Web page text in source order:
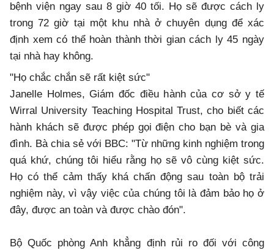
bệnh viện ngay sau 8 giờ 40 tối. Họ sẽ được cách ly
trong 72 giờ tại một khu nhà ở chuyên dụng để xác
định xem có thể hoàn thành thời gian cách ly 45 ngày
tại nhà hay không.
"Họ chắc chắn sẽ rất kiệt sức"
Janelle Holmes, Giám đốc điều hành của cơ sở y tế
Wirral University Teaching Hospital Trust, cho biết các
hành khách sẽ được phép gọi điện cho bạn bè và gia
đình. Bà chia sẻ với BBC: "Từ những kinh nghiệm trong
quá khứ, chúng tôi hiểu rằng họ sẽ vô cùng kiệt sức.
Họ có thể cảm thấy khá chấn động sau toàn bộ trải
nghiệm này, vì vậy việc của chúng tôi là đảm bảo họ ở
đây, được an toàn và được chào đón".
Bộ Quốc phòng Anh khẳng định rủi ro đối với công